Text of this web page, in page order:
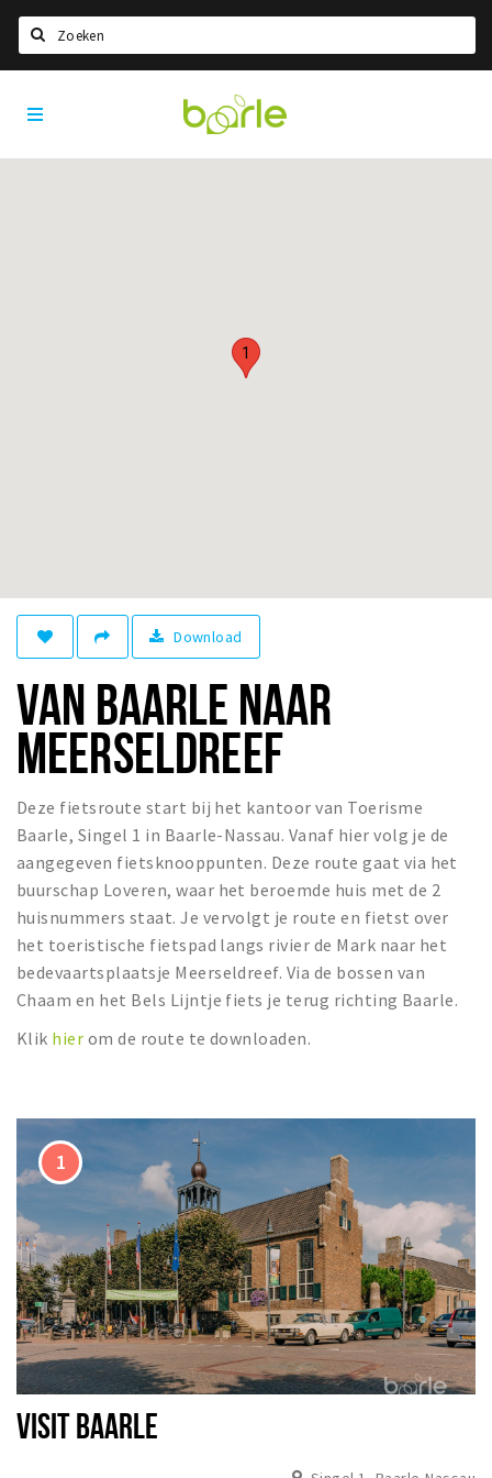
Home
Slapen
Recreatief
Winkels
Winkelgebieden
Parkeren
Bezienswaardigheden
Enclaves
Musea, theaters & podia
Uitjes & activiteiten
Fietsroutes
Wandelroutes
Partner worden
Inloggen
Visit
Baarle
1
Download
VAN BAARLE NAAR
MEERSELDREEF
Deze fietsroute start bij het kantoor van Toerisme
Baarle, Singel 1 in Baarle-Nassau. Vanaf hier volg je de
aangegeven fietsknooppunten. Deze route gaat via het
buurschap Loveren, waar het beroemde huis met de 2
huisnummers staat. Je vervolgt je route en fietst over
het toeristische fietspad langs rivier de Mark naar het
bedevaartsplaatsje Meerseldreef. Via de bossen van
Chaam en het Bels Lijntje fiets je terug richting Baarle.
Klik hier om de route te downloaden.
VISIT BAARLE